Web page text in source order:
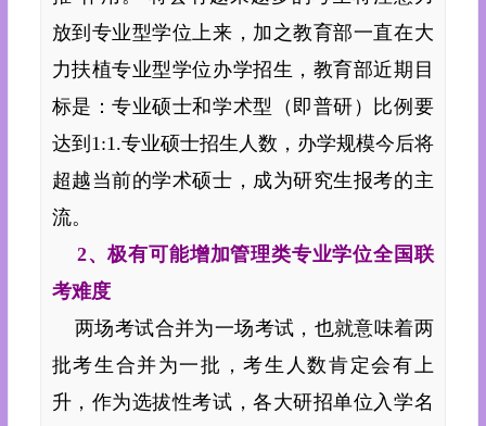
放到专业型学位上来，加之教育部一直在大
力扶植专业型学位办学招生，教育部近期目
标是：专业硕士和学术型（即普研）比例要
达到1:1.专业硕士招生人数，办学规模今后将
超越当前的学术硕士，成为研究生报考的主
流。
2、极有可能增加管理类专业学位全国联
考难度
两场考试合并为一场考试，也就意味着两
批考生合并为一批，考生人数肯定会有上
升，作为选拔性考试，各大研招单位入学名